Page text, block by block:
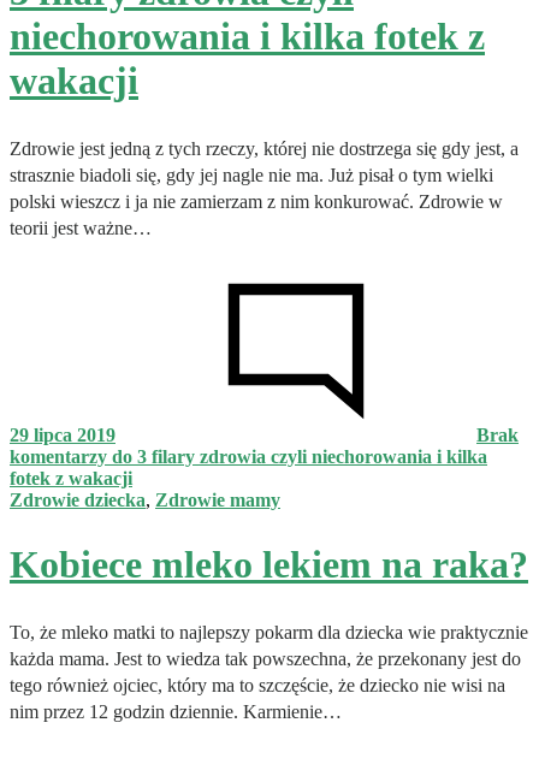
niechorowania i kilka fotek z
wakacji
Zdrowie jest jedną z tych rzeczy, której nie dostrzega się gdy jest, a
strasznie biadoli się, gdy jej nagle nie ma. Już pisał o tym wielki
polski wieszcz i ja nie zamierzam z nim konkurować. Zdrowie w
teorii jest ważne…
29 lipca 2019
Brak
komentarzy do 3 filary zdrowia czyli niechorowania i kilka
fotek z wakacji
Zdrowie dziecka, Zdrowie mamy
Kobiece mleko lekiem na raka?
To, że mleko matki to najlepszy pokarm dla dziecka wie praktycznie
każda mama. Jest to wiedza tak powszechna, że przekonany jest do
tego również ojciec, który ma to szczęście, że dziecko nie wisi na
nim przez 12 godzin dziennie. Karmienie…